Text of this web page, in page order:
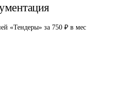
«Тендеры» за 750 ₽ в мес